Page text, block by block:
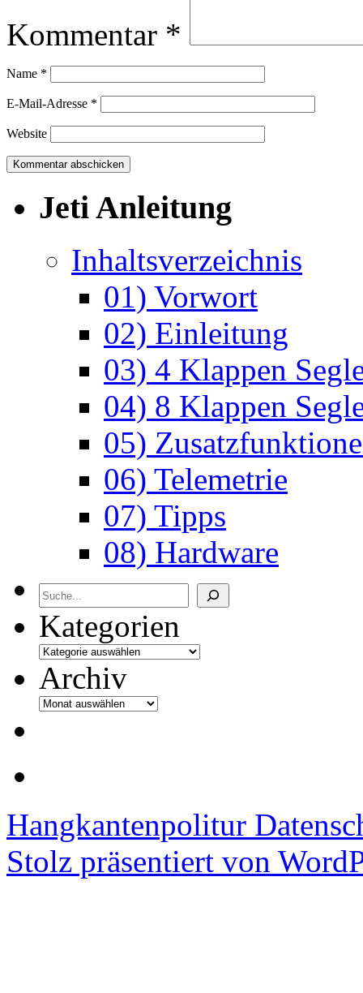
Kommentar *
Name *
E-Mail-Adresse *
Website
Jeti Anleitung
Inhaltsverzeichnis
01) Vorwort
02) Einleitung
03) 4 Klappen
04) 8 Klappen
05)
06) Telemetrie
07) Tipps
08) Hardware
Archiv
Kategorien
Archiv
Hangkantenpolitur
Stolz präsentiert von